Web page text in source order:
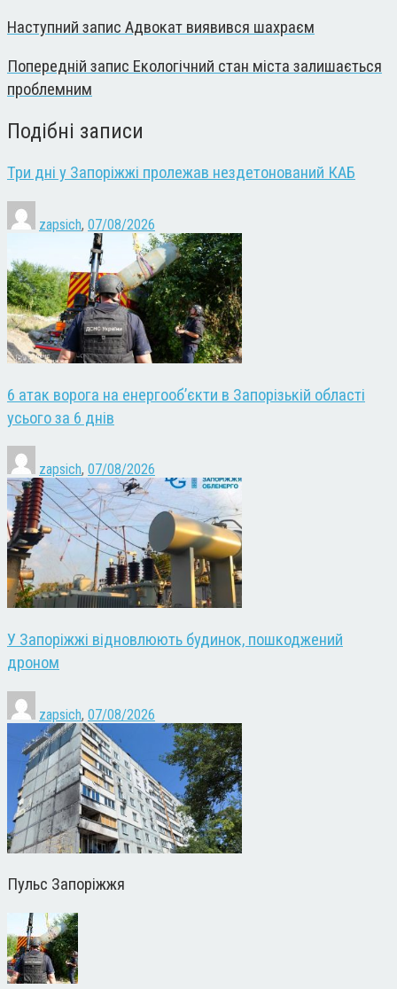
Наступний запис Адвокат виявився шахраєм
Попередній запис Екологічний стан міста залишається
проблемним
Подібні записи
Три дні у Запоріжжі пролежав нездетонований КАБ
zapsich, 07/08/2026
6 атак ворога на енергооб’єкти в Запорізькій області
усього за 6 днів
zapsich, 07/08/2026
У Запоріжжі відновлюють будинок, пошкоджений
дроном
zapsich, 07/08/2026
Пульс Запоріжжя